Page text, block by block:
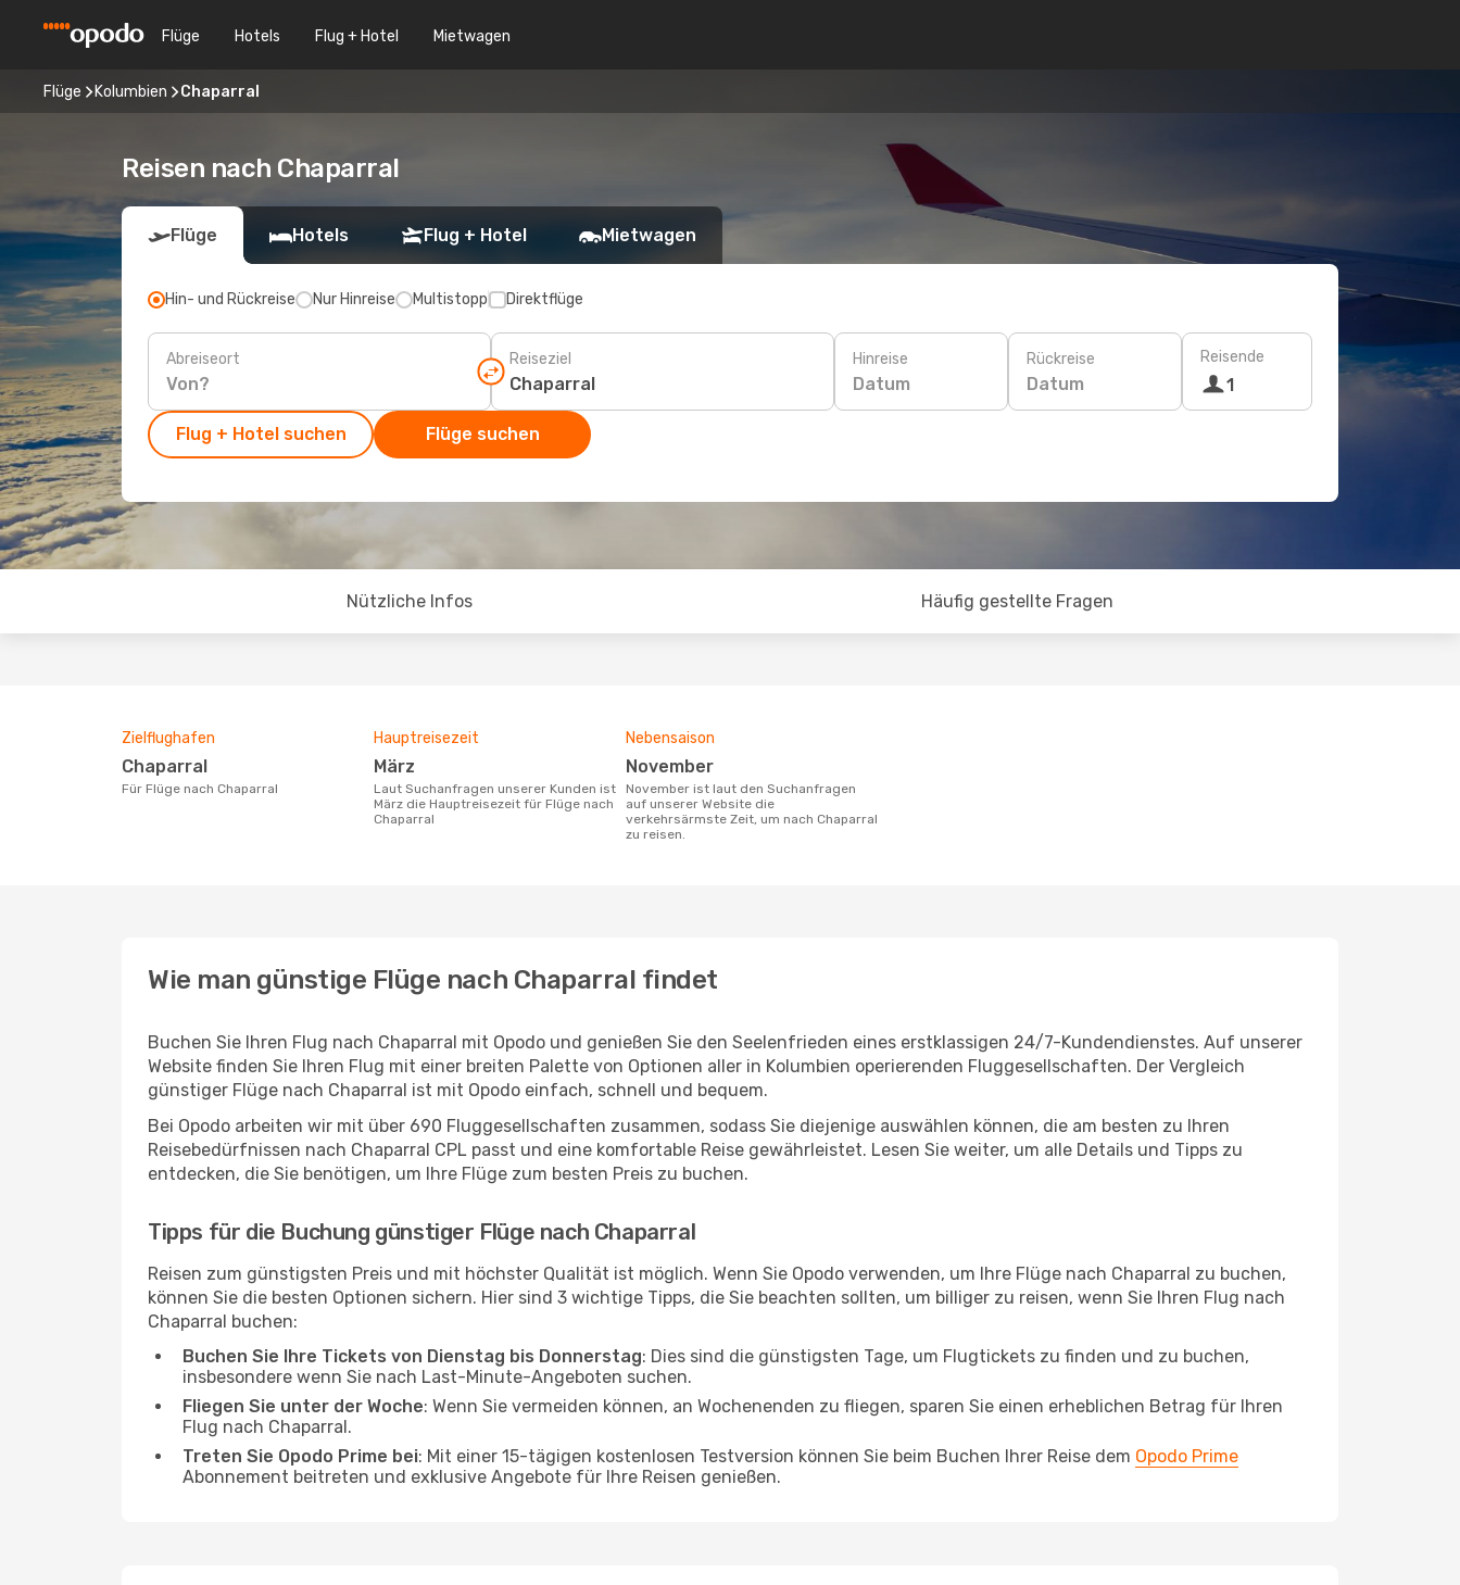
Flüge Hotels Flug + Hotel Mietwagen
Flüge Kolumbien Chaparral
Reisen nach Chaparral
Flüge Hotels Flug + Hotel Mietwagen
Hin- und Rückreise Nur Hinreise Multistopp Direktflüge
Abreiseort Reiseziel Hinreise
Datum
Rückreise
Datum
Reisende
1
Flug + Hotel suchen Flüge suchen
Nützliche Infos Häufig gestellte Fragen
Zielflughafen
Chaparral
Für Flüge nach Chaparral
Hauptreisezeit
März
Laut Suchanfragen unserer Kunden ist
März die Hauptreisezeit für Flüge nach
Chaparral
Nebensaison
November
November ist laut den Suchanfragen
auf unserer Website die
verkehrsärmste Zeit, um nach Chaparral
zu reisen.
Wie man günstige Flüge nach Chaparral findet
Buchen Sie Ihren Flug nach Chaparral mit Opodo und genießen Sie den Seelenfrieden eines erstklassigen 24/7-Kundendienstes. Auf unserer
Website finden Sie Ihren Flug mit einer breiten Palette von Optionen aller in Kolumbien operierenden Fluggesellschaften. Der Vergleich
günstiger Flüge nach Chaparral ist mit Opodo einfach, schnell und bequem.
Bei Opodo arbeiten wir mit über 690 Fluggesellschaften zusammen, sodass Sie diejenige auswählen können, die am besten zu Ihren
Reisebedürfnissen nach Chaparral CPL passt und eine komfortable Reise gewährleistet. Lesen Sie weiter, um alle Details und Tipps zu
entdecken, die Sie benötigen, um Ihre Flüge zum besten Preis zu buchen.
Tipps für die Buchung günstiger Flüge nach Chaparral
Reisen zum günstigsten Preis und mit höchster Qualität ist möglich. Wenn Sie Opodo verwenden, um Ihre Flüge nach Chaparral zu buchen,
können Sie die besten Optionen sichern. Hier sind 3 wichtige Tipps, die Sie beachten sollten, um billiger zu reisen, wenn Sie Ihren Flug nach
Chaparral buchen:
Buchen Sie Ihre Tickets von Dienstag bis Donnerstag: Dies sind die günstigsten Tage, um Flugtickets zu finden und zu buchen,
insbesondere wenn Sie nach Last-Minute-Angeboten suchen.
Fliegen Sie unter der Woche: Wenn Sie vermeiden können, an Wochenenden zu fliegen, sparen Sie einen erheblichen Betrag für Ihren
Flug nach Chaparral.
Treten Sie Opodo Prime bei: Mit einer 15-tägigen kostenlosen Testversion können Sie beim Buchen Ihrer Reise dem Opodo Prime
Abonnement beitreten und exklusive Angebote für Ihre Reisen genießen.